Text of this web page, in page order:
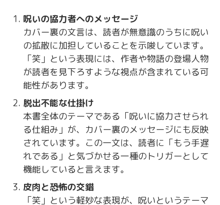
呪いの協力者へのメッセージ
カバー裏の文言は、読者が無意識のうちに呪い
の拡散に加担していることを示唆しています。
「笑」という表現には、作者や物語の登場人物
が読者を見下ろすような視点が含まれている可
能性があります。
脱出不能な仕掛け
本書全体のテーマである「呪いに協力させられ
る仕組み」が、カバー裏のメッセージにも反映
されています。この一文は、読者に「もう手遅
れである」と気づかせる一種のトリガーとして
機能していると言えます。
皮肉と恐怖の交錯
「笑」という軽妙な表現が、呪いというテーマ